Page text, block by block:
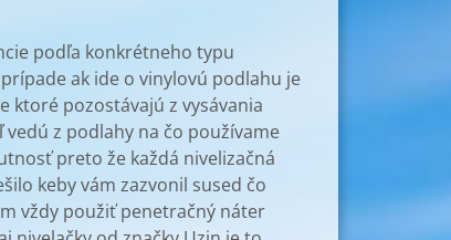
podľa konkrétneho typu
ak ide o vinylovú podlahu je
pozostávajú z vysávania
z podlahy na čo používame
preto že každá nivelizačná
keby vám zazvonil sused čo
vždy použiť penetračný náter